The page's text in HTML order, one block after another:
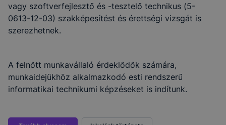
vagy szoftverfejlesztő és -tesztelő technikus (5-
0613-12-03) szakképesítést és érettségi vizsgát is
szerezhetnek.
A felnőtt munkavállaló érdeklődők számára,
munkaidejükhöz alkalmazkodó esti rendszerű
informatikai technikumi képzéseket is indítunk.